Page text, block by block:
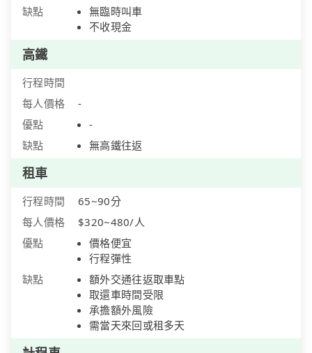
缺點
無臨時叫車
不收現金
高鐵
行程時間
每人價格
-
優點
-
缺點
無高鐵往返
租車
行程時間
65~90分
每人價格
$320~480/人
優點
價格便宜
行程彈性
缺點
額外交通往返取車點
取還車時間受限
承擔額外風險
需當天來回或租多天